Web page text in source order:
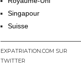
Singapour
Suisse
EXPATRIATION.COM SUR
TWITTER